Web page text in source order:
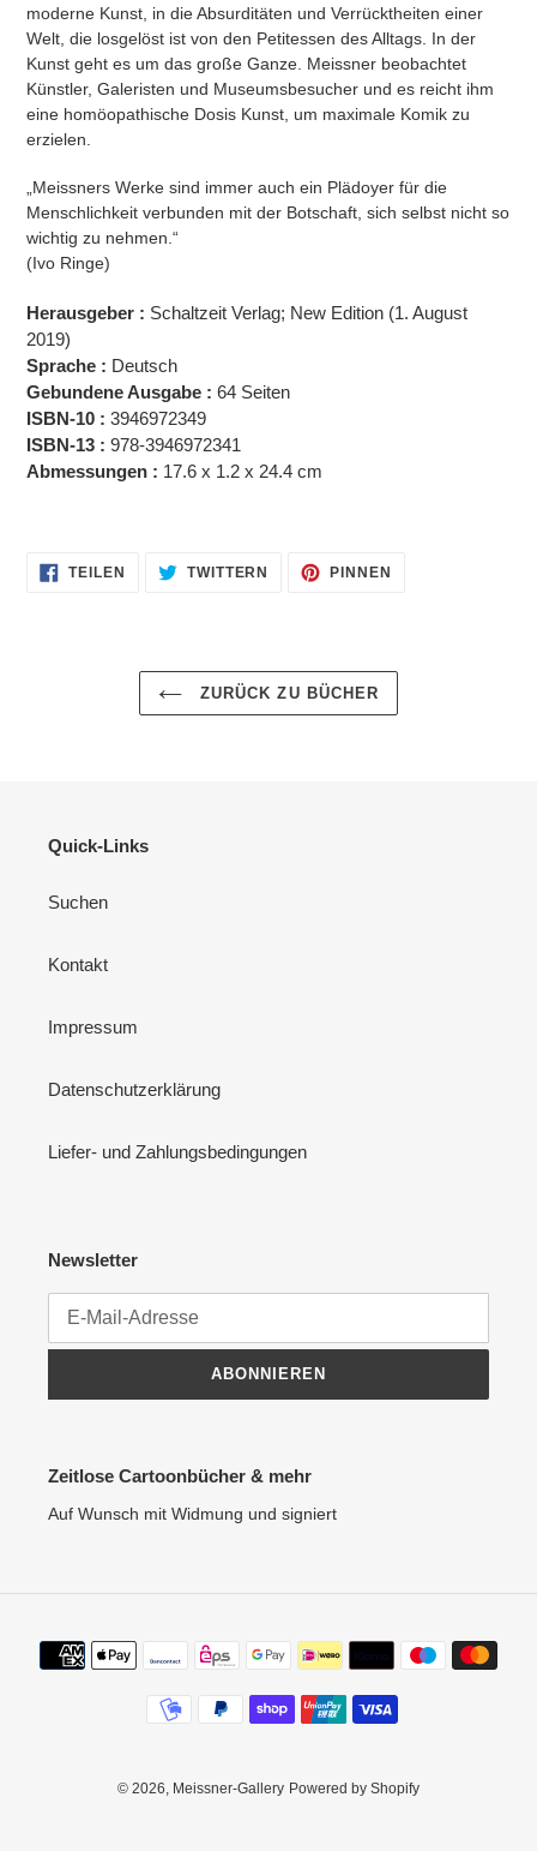
moderne Kunst, in die Absurditäten und Verrücktheiten einer
Welt, die losgelöst ist von den Petitessen des Alltags. In der
Kunst geht es um das große Ganze. Meissner beobachtet
Künstler, Galeristen und Museumsbesucher und es reicht ihm
eine homöopathische Dosis Kunst, um maximale Komik zu
erzielen.
„Meissners Werke sind immer auch ein Plädoyer für die
Menschlichkeit verbunden mit der Botschaft, sich selbst nicht so
wichtig zu nehmen.“
(Ivo Ringe)
Herausgeber : Schaltzeit Verlag; New Edition (1. August
2019)
Sprache : Deutsch
Gebundene Ausgabe : 64 Seiten
ISBN-10 : 3946972349
ISBN-13 : 978-3946972341
Abmessungen : 17.6 x 1.2 x 24.4 cm
TEILEN
FACEBOOK
TWITTERN
AUF
TWITTER
PINNEN
ZURÜCK ZU BÜCHER
Quick-Links
Suchen
Kontakt
Impressum
Datenschutzerklärung
Liefer- und Zahlungsbedingungen
Newsletter
ABONNIEREN
Zeitlose Cartoonbücher & mehr
Auf Wunsch mit Widmung und signiert
Zahlungsmethoden
© 2026, Meissner-Gallery Powered by Shopify